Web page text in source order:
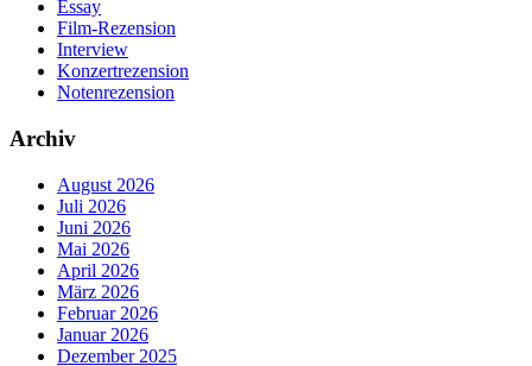
Essay
Film-Rezension
Interview
Konzertrezension
Notenrezension
Archiv
August 2026
Juli 2026
Juni 2026
Mai 2026
April 2026
März 2026
Februar 2026
Januar 2026
Dezember 2025